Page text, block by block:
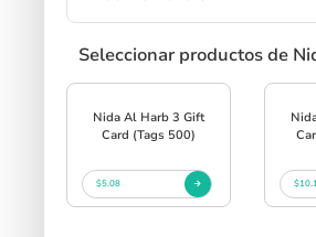
Seleccionar productos de
Nida Al Harb 3 Gift
Card (Tags 500)
$5.08